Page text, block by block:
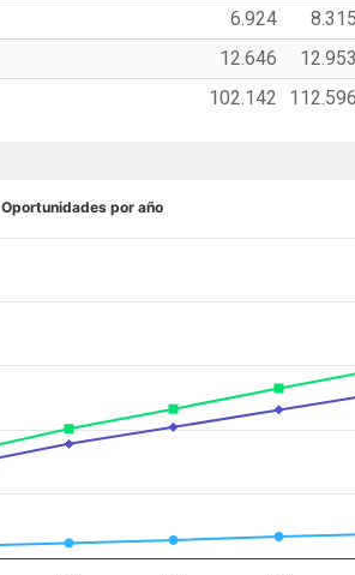
6.924 8.315
12.646 12.953
102.142 112.596
Oportunidades por año